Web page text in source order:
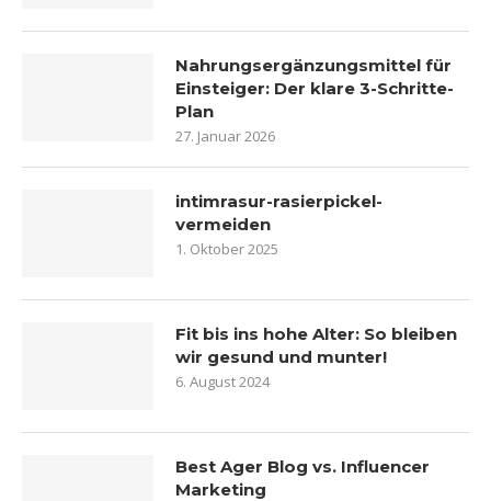
Nahrungsergänzungsmittel für
Einsteiger: Der klare 3-Schritte-
Plan
27. Januar 2026
intimrasur-rasierpickel-
vermeiden
1. Oktober 2025
Fit bis ins hohe Alter: So bleiben
wir gesund und munter!
6. August 2024
Best Ager Blog vs. Influencer
Marketing